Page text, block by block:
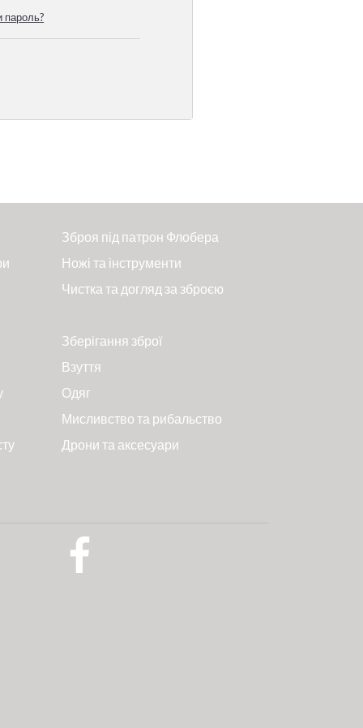
пароль?
Зброя під патрон Флобера
Ножі та інструменти
Чистка та догляд за зброєю
Зберігання зброї
Взуття
Одяг
Мисливство та рибальство
Дрони та аксесуари